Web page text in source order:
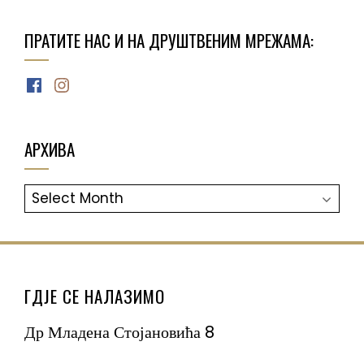
ПРАТИТЕ НАС И НА ДРУШТВЕНИМ МРЕЖАМА:
Facebook
Instagram
АРХИВА
АРХИВА
ГДЈЕ СЕ НАЛАЗИМО
Др Младена Стојановића 8